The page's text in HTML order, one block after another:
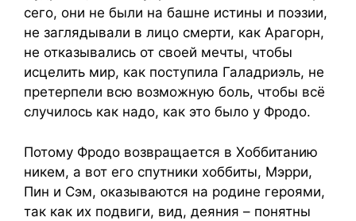
сего, они не были на башне истины и поэзии,
не заглядывали в лицо смерти, как Арагорн,
не отказывались от своей мечты, чтобы
исцелить мир, как поступила Галадриэль, не
претерпели всю возможную боль, чтобы всё
случилось как надо, как это было у Фродо.
Потому Фродо возвращается в Хоббитанию
никем, а вот его спутники хоббиты, Мэрри,
Пин и Сэм, оказываются на родине героями,
так как их подвиги, вид, деяния – понятны